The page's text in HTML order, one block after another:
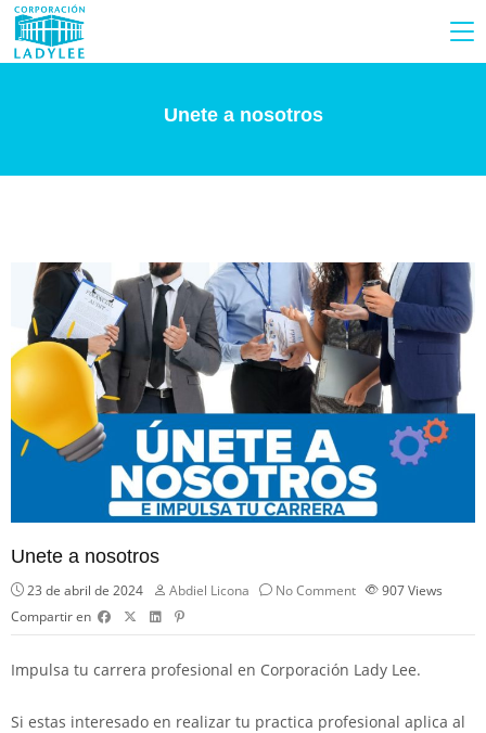
Unete a nosotros
Unete a nosotros
23 de abril de 2024 Abdiel Licona No Comment 907Views
Compartir en
Impulsa tu carrera profesional en Corporación Lady Lee.
Si estas interesado en realizar tu practica profesional aplica al